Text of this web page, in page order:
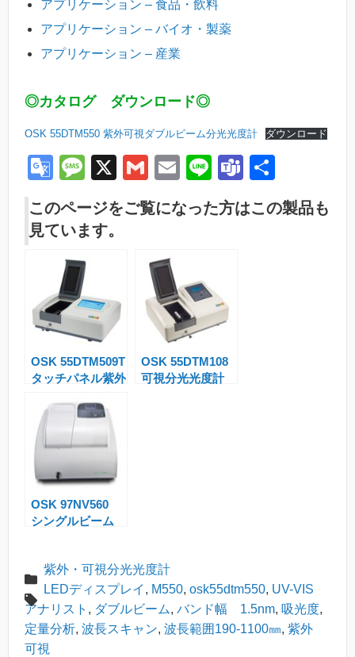
アプリケーション – 食品・飲料
アプリケーション – バイオ・製薬
アプリケーション – 産業
◎カタログ ダウンロード◎
OSK 55DTM550 紫外可視ダブルビーム分光光度計 ダウンロード
G
o
gl
e
Tr
a
sl
at
M
ss
a
g
e
X
G
m
ail
E
ail
Li
n
e
T
a
有
このページをご覧になった方はこの製品も
見ています。
OSK 55DTM509T
タッチパネル紫外
OSK 55DTM108
可視分光光度計
OSK 97NV560
シングルビーム
紫外・可視分光光度計
LEDディスプレイ , M550, osk55dtm550, UV-VIS
アナリスト , ダブルビーム, バンド幅 1.5nm, 吸光度,
定量分析, 波長スキャン, 波長範囲190-1100㎜, 紫外
可視